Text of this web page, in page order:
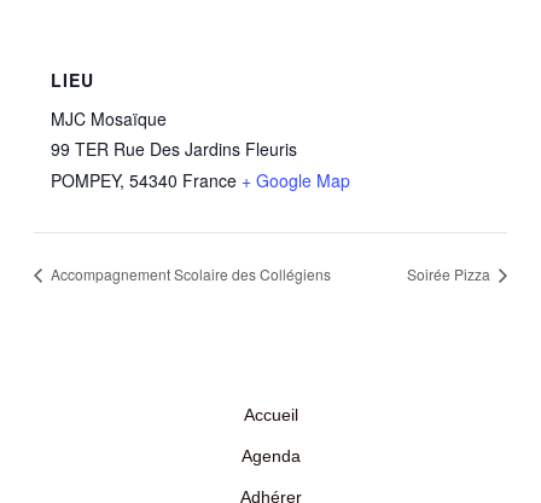
LIEU
MJC Mosaïque
99 TER Rue Des Jardins Fleuris
POMPEY, 54340 France + Google Map
Accompagnement Scolaire des Collégiens Soirée Pizza
Accueil
Agenda
Adhérer